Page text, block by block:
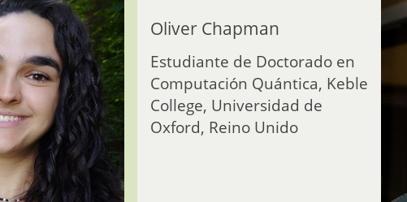
Oliver Chapman
Estudiante de Doctorado en
Computación Quántica, Keble
College, Universidad de
Oxford, Reino Unido